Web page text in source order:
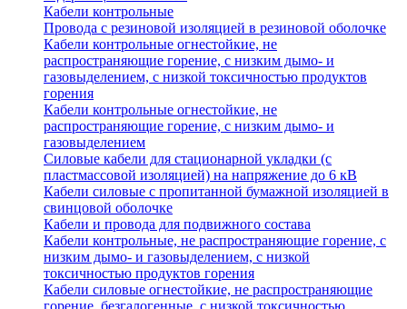
Кабели контрольные
Провода с резиновой изоляцией в резиновой оболочке
Кабели контрольные огнестойкие, не
распространяющие горение, с низким дымо- и
газовыделением, с низкой токсичностью продуктов
горения
Кабели контрольные огнестойкие, не
распространяющие горение, с низким дымо- и
газовыделением
Силовые кабели для стационарной укладки (с
пластмассовой изоляцией) на напряжение до 6 кВ
Кабели силовые с пропитанной бумажной изоляцией в
свинцовой оболочке
Кабели и провода для подвижного состава
Кабели контрольные, не распространяющие горение, с
низким дымо- и газовыделением, с низкой
токсичностью продуктов горения
Кабели силовые огнестойкие, не распространяющие
горение, безгалогенные, с низкой токсичностью